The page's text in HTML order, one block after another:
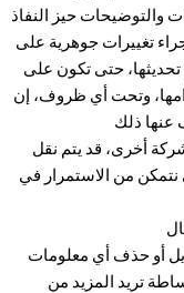
والتوضيحات حيز النفاذ
تغييرات جوهرية على
تحديثها، حتى تكون على
وتحت أي ظروف، إن
أخرى، قد يتم نقل
نتمكن من الاستمرار في
أو حذف أي معلومات
تريد المزيد من